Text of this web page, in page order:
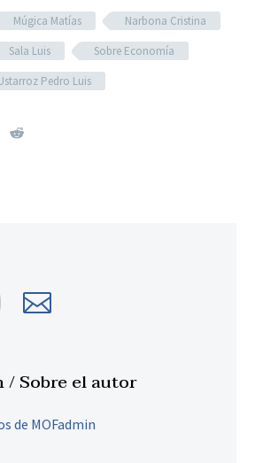
Múgica Matías
Narbona Cristina
Sala Luis
Sobre Economía
Pedro Luis
/ Sobre el autor
de MOFadmin